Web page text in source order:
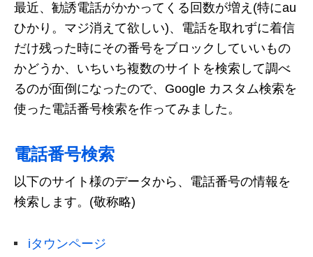
最近、勧誘電話がかかってくる回数が増え(特にau
ひかり。マジ消えて欲しい)、電話を取れずに着信
だけ残った時にその番号をブロックしていいもの
かどうか、いちいち複数のサイトを検索して調べ
るのが面倒になったので、Google カスタム検索を
使った電話番号検索を作ってみました。
電話番号検索
以下のサイト様のデータから、電話番号の情報を
検索します。(敬称略)
iタウンページ